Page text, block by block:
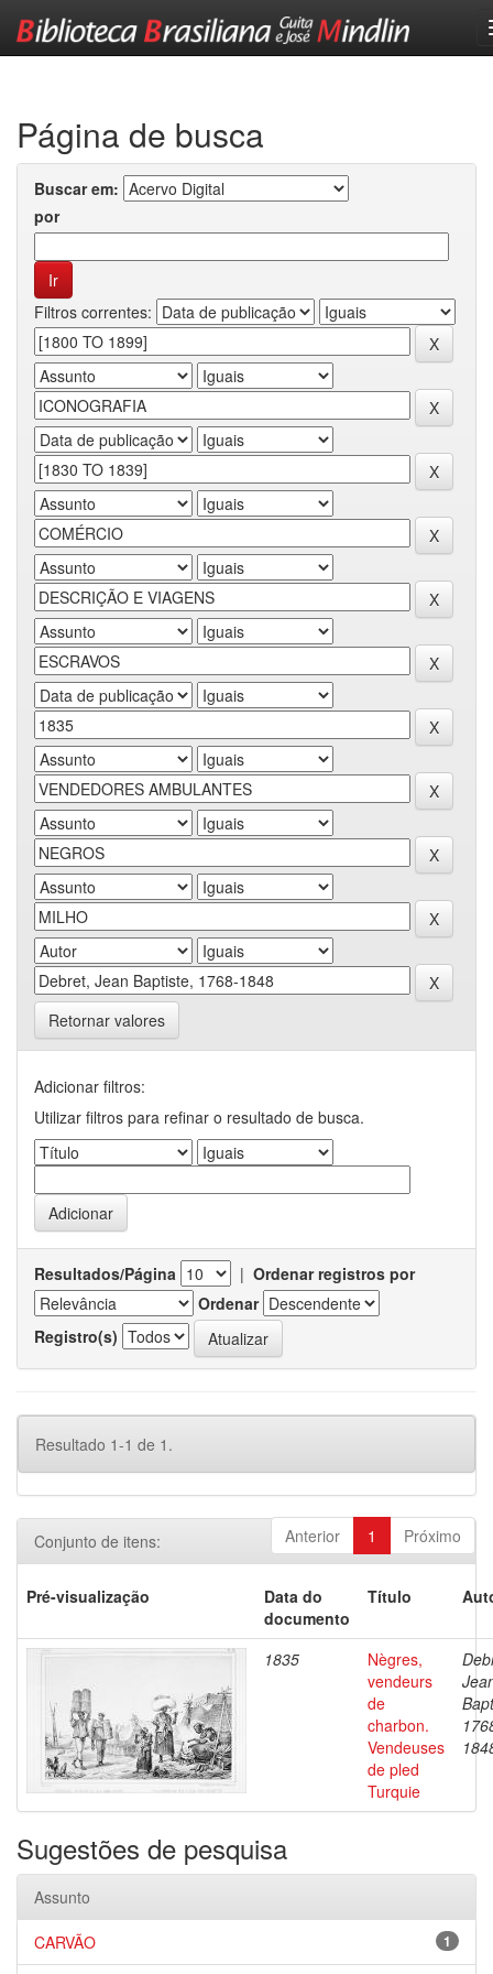
Página de busca
Buscar em:
por
Filtros correntes:
Retornar valores
Adicionar filtros:
Utilizar filtros para refinar o resultado de busca.
Resultados/Página | Ordenar registros por
Ordenar
Registro(s)
Resultado 1-1 de 1.
Anterior 1 Próximo
Conjunto de itens:
Pré-visualização
Data do
documento
Título
1835
Nègres,
vendeurs
de
charbon.
Vendeuses
de pled
Turquie
Sugestões de pesquisa
Assunto
1
CARVÃO